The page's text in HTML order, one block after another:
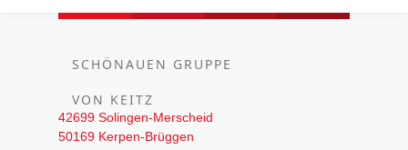
SCHÖNAUEN GRUPPE
VON KEITZ
42699 Solingen-Merscheid
50169 Kerpen-Brüggen